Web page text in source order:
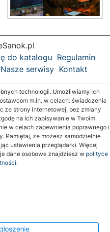
do katalogu Regulamin
Nasze serwisy Kontakt
technologii. Umożliwiamy ich
m.in. w celach: świadczenia
ze strony internetowej, bez zmiany
na ich zapisywanie w Twoim
w celach zapewnienia poprawnego i
Pamiętaj, że możesz samodzielnie
ustawienia przeglądarki. Więcej
dane osobowe znajdziesz w polityce